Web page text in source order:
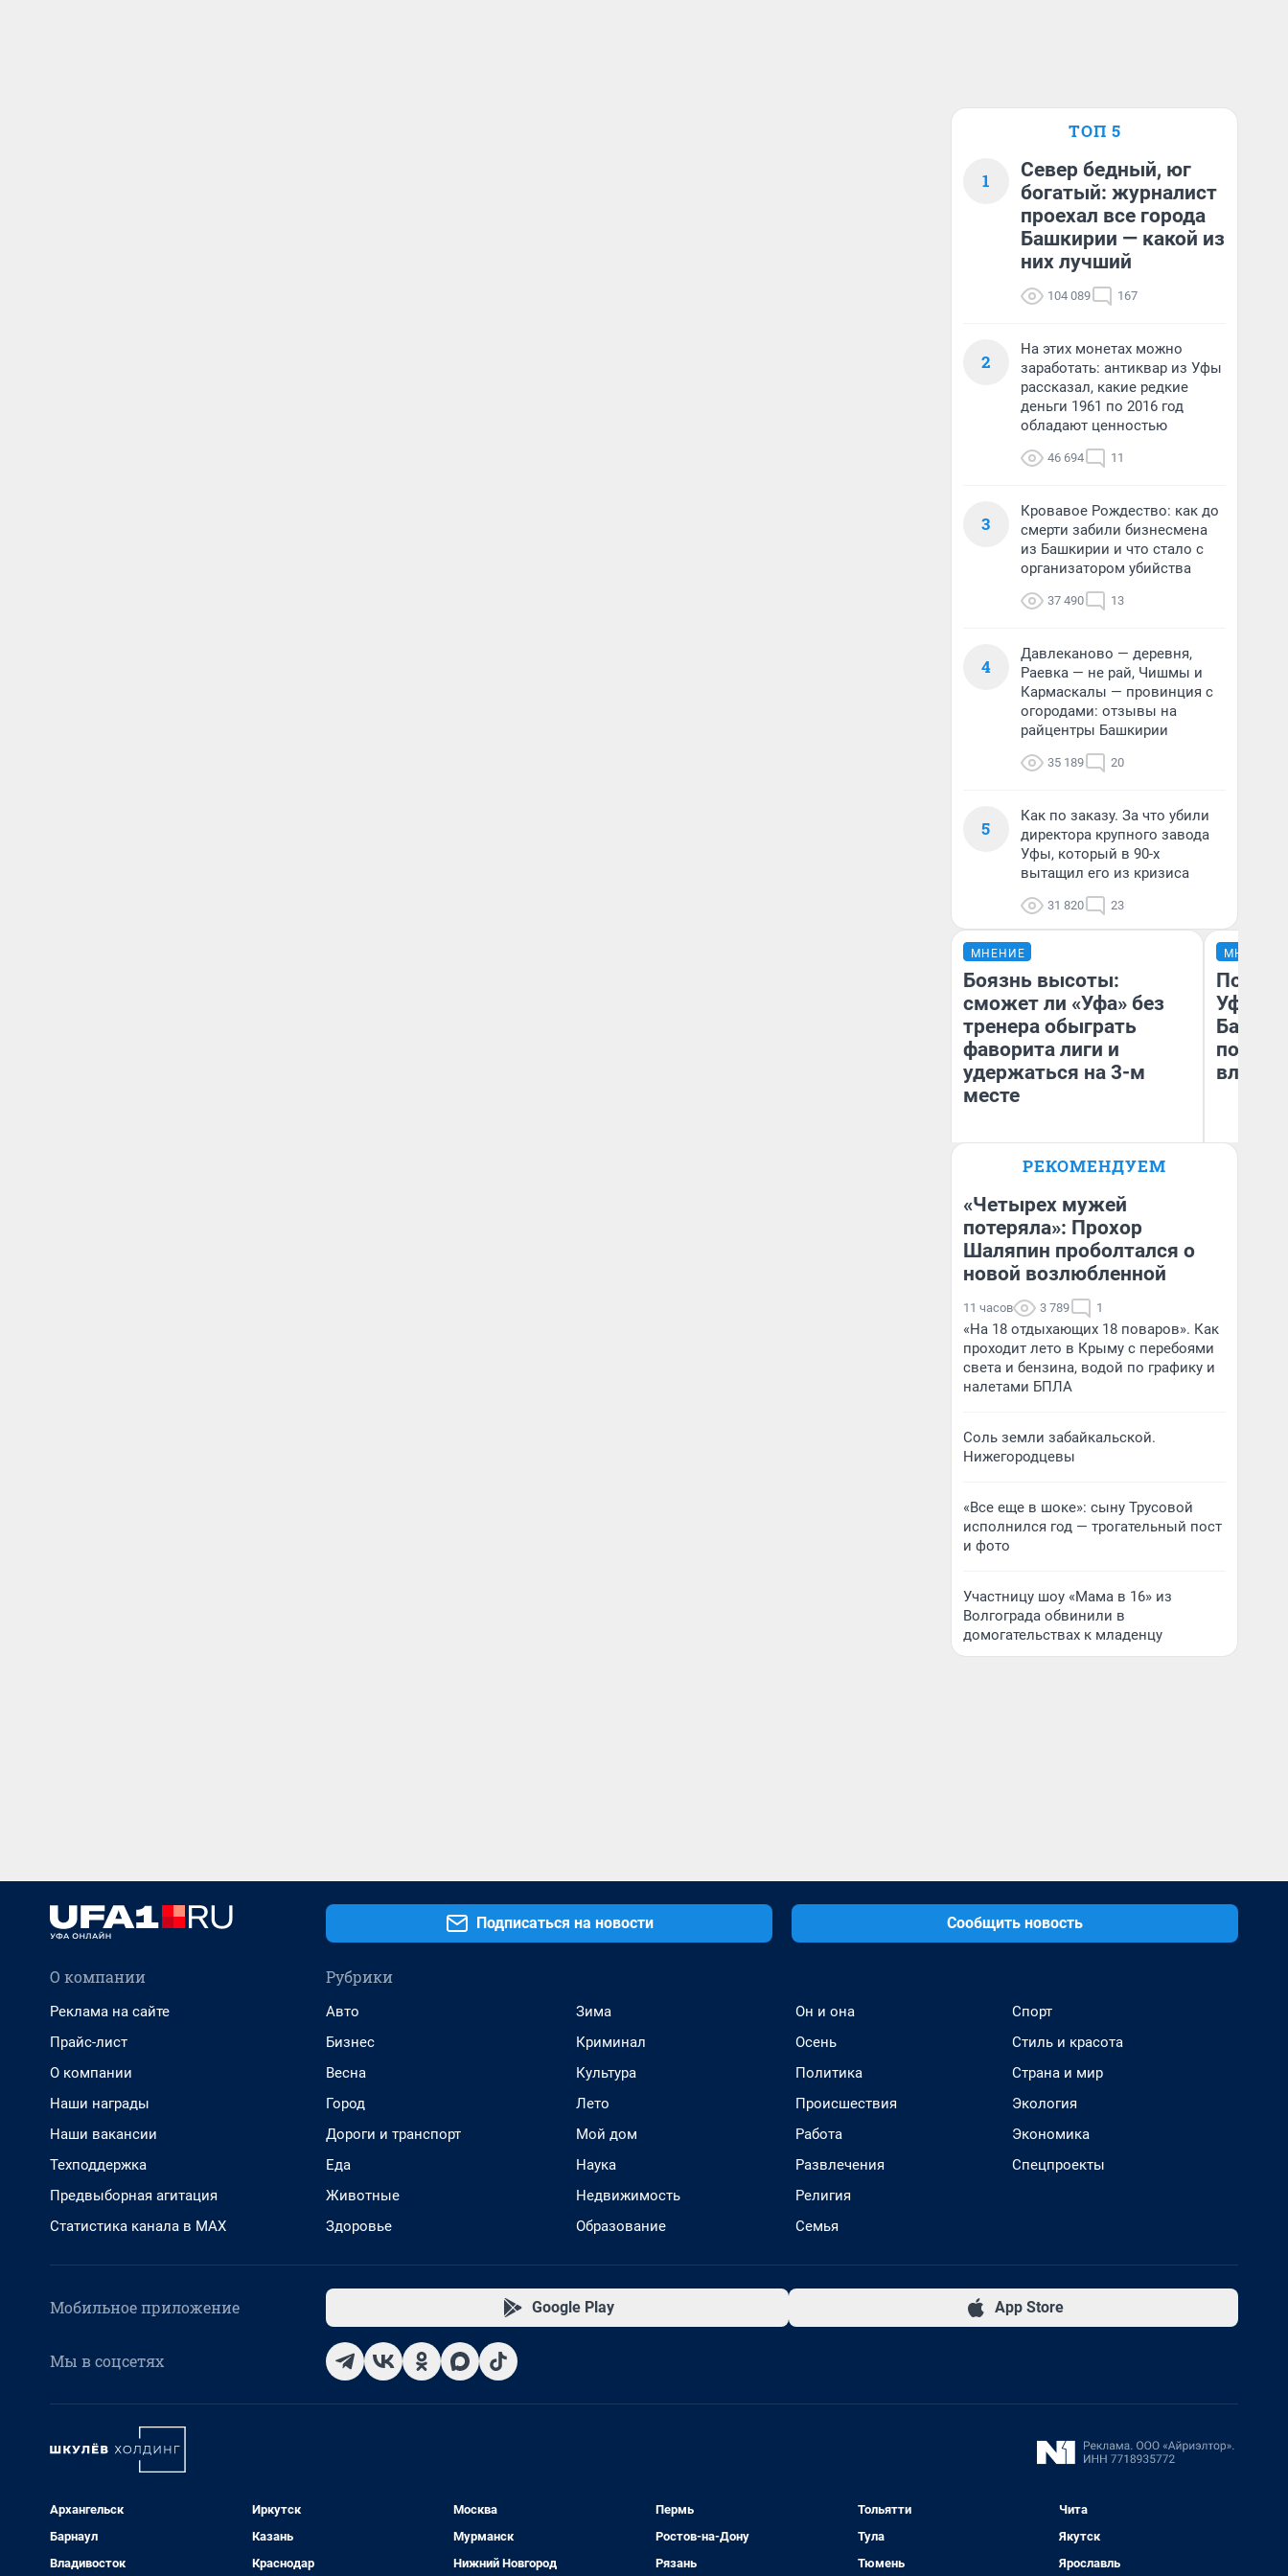
ТОП 5
1
Север бедный, юг
богатый: журналист
проехал все города
Башкирии — какой из
них лучший
104 089 167
2
На этих монетах можно
заработать: антиквар из Уфы
рассказал, какие редкие
деньги 1961 по 2016 год
обладают ценностью
46 694 11
3
Кровавое Рождество: как до
смерти забили бизнесмена
из Башкирии и что стало с
организатором убийства
37 490 13
4
Давлеканово — деревня,
Раевка — не рай, Чишмы и
Кармаскалы — провинция с
огородами: отзывы на
райцентры Башкирии
35 189 20
5
Как по заказу. За что убили
директора крупного завода
Уфы, который в 90-х
вытащил его из кризиса
31 820 23
МНЕНИЕ
Боязнь высоты:
сможет ли «Уфа» без
тренера обыграть
фаворита лиги и
удержаться на 3-м
месте
Антон Селиверстов
МНЕНИЕ
Уфы:
РЕКОМЕНДУЕМ
«Четырех мужей
потеряла»: Прохор
Шаляпин проболтался о
новой возлюбленной
11 часов 3 789 1
«На 18 отдыхающих 18 поваров». Как
проходит лето в Крыму с перебоями
света и бензина, водой по графику и
налетами БПЛА
Соль земли забайкальской.
Нижегородцевы
«Все еще в шоке»: сыну Трусовой
исполнился год — трогательный пост
и фото
Участницу шоу «Мама в 16» из
Волгограда обвинили в
домогательствах к младенцу
Подписаться на новости Сообщить новость
О компании
Реклама на сайте
Прайс-лист
О компании
Наши награды
Наши вакансии
Техподдержка
Предвыборная агитация
Статистика канала в MAX
Рубрики
Авто
Бизнес
Весна
Город
Дороги и транспорт
Еда
Животные
Здоровье
Зима
Криминал
Культура
Лето
Мой дом
Наука
Недвижимость
Образование
Он и она
Осень
Политика
Происшествия
Работа
Развлечения
Религия
Семья
Спорт
Стиль и красота
Страна и мир
Экология
Экономика
Спецпроекты
Мобильное приложение Google Play App Store
Мы в соцсетях
Архангельск
Барнаул
Владивосток
Иркутск
Казань
Краснодар
Москва
Мурманск
Нижний Новгород
Пермь
Ростов-на-Дону
Рязань
Тольятти
Тула
Тюмень
Чита
Якутск
Ярославль